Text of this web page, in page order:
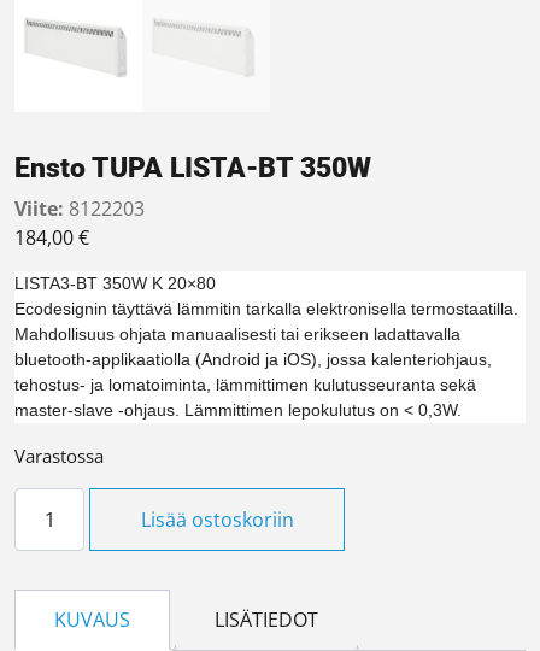
Ensto TUPA LISTA-BT 350W
Viite: 8122203
184,00€
LISTA3-BT 350W K 20×80
Ecodesignin täyttävä lämmitin tarkalla elektronisella termostaatilla.
Mahdollisuus ohjata manuaalisesti tai erikseen ladattavalla
bluetooth-applikaatiolla (Android ja iOS), jossa kalenteriohjaus,
tehostus- ja lomatoiminta, lämmittimen kulutusseuranta sekä
master-slave -ohjaus. Lämmittimen lepokulutus on < 0,3W.
Varastossa
Lisää ostoskoriin
KUVAUS LISÄTIEDOT